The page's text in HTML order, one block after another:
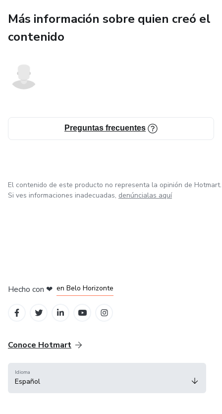
Más información sobre quien creó el
contenido
Preguntas frecuentes
El contenido de este producto no representa la opinión de Hotmart.
Si ves informaciones inadecuadas, denúncialas aquí
Hecho con ❤ en Belo Horizonte
Conoce Hotmart
Idioma
Español